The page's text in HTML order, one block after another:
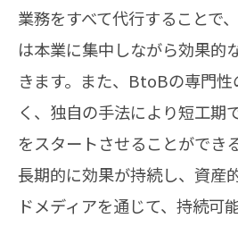
業務をすべて代行することで
は本業に集中しながら効果的
きます。また、BtoBの専門
く、独自の手法により短工期
をスタートさせることができ
長期的に効果が持続し、資産
ドメディアを通じて、持続可